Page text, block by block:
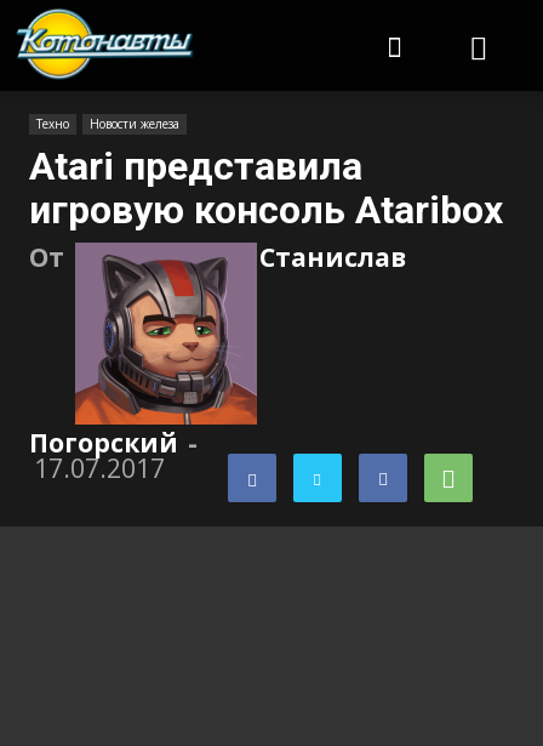
Техно Новости железа
Atari представила
игровую консоль Ataribox
От Станислав
Погорский -
17.07.2017